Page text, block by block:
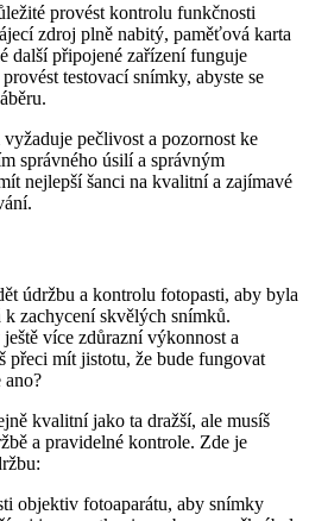
provést kontrolu funkčnosti
zdroj plně nabitý, paměťová karta
další připojené zařízení funguje
testovací snímky, abyste se
pečlivost a pozornost ke
správného úsilí a správným
nejlepší šanci na kvalitní a zajímavé
údržbu a kontrolu fotopasti, aby byla
zachycení skvělých snímků.
více zdůrazní výkonnost a
přeci mít jistotu, že bude fungovat
ano?
kvalitní jako ta dražší, ale musíš
a pravidelné kontrole. Zde je
objektiv fotoaparátu, aby snímky